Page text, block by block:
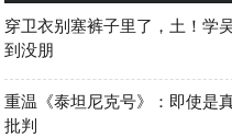
穿卫衣别塞裤子里了，土！学
到没朋
重温《泰坦尼克号》：即使是
批判